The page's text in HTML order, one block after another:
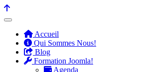
Accueil
Qui Sommes Nous!
Blog
Formation Joomla!
Agenda